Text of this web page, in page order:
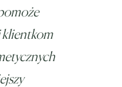
klientkom